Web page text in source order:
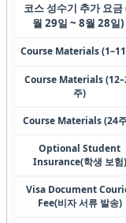
코스 성수기 추가 요
월 29일 ~ 8월 28일)
Course Materials
Course Materials
주)
Course Materials (24
Optional Student
Insurance(학생 보험)
Visa Document
Fee(비자 서류 발송)